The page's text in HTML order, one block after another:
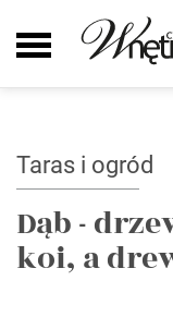
Taras i ogród
Dąb -
koi, a